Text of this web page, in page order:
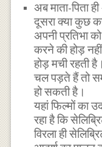
अब माता-पिता
दूसरा क्या कुछ
अपनी प्रतिभा
करने की होड़
होड़ मची रहती
चल पड़ते हैं तो
हो सकती है।
यहां फिल्मों का
रहा है कि
विरला ही